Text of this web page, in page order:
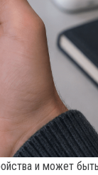
и может быть